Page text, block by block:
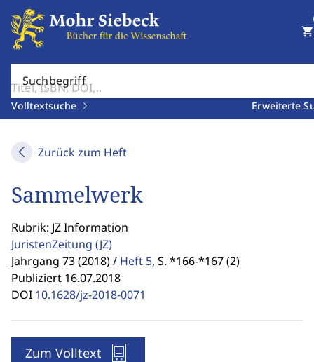
Suchbegriff
Volltextsuche Erweiterte
shopping_cart
Zurück zum Heft
Sammelwerk
Rubrik: JZ Information
JuristenZeitung (JZ)
Jahrgang 73 (2018) / Heft 5, S. *166-*167 (2)
Publiziert 16.07.2018
DOI 10.1628/jz-2018-0071
Zum Volltext